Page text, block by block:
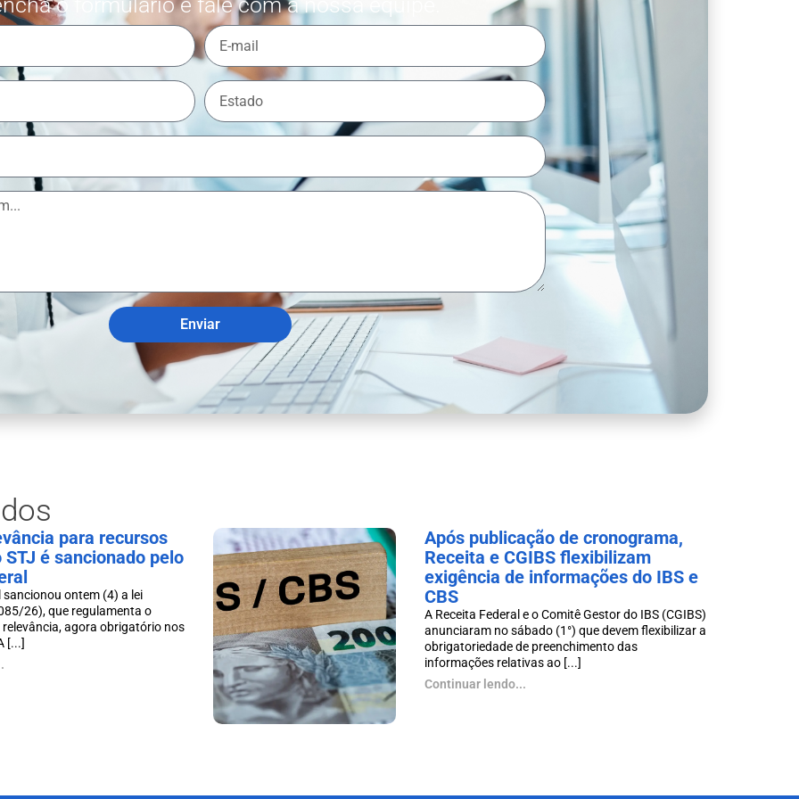
Enviar
para recursos
é sancionado pelo
sancionou ontem (4) a lei
26), que regulamenta o
agora obrigatório nos
[...]
Após publicação de cronograma,
Receita e CGIBS flexibilizam
exigência de informações do IBS e
CBS
A Receita Federal e o Comitê Gestor do IBS (CGIBS)
anunciaram no sábado (1°) que devem flexibilizar a
obrigatoriedade de preenchimento das
informações relativas ao [...]
Continuar lendo...